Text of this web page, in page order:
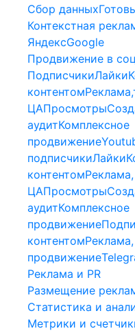
Сбор данных
Контекстная
ЯндексGoogle
Продвижение в
ПодписчикиЛайки
контентом
ЦАПросмотры
аудитКомплексное
продвижение
подписчикиЛайки
контентомРеклама,
ЦАПросмотры
аудитКомплексное
продвижение
контентом
продвижение
Реклама и PR
Размещение
Статистика и
Метрики и